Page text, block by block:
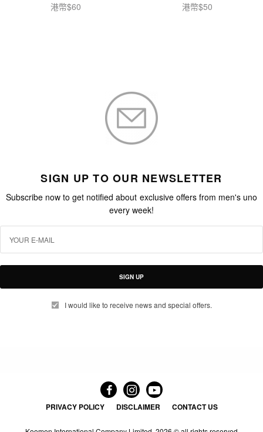
港幣$60
港幣$50
SIGN UP TO OUR NEWSLETTER
Subscribe now to get notified about exclusive offers from men's uno
every week!
SIGN UP
I would like to receive news and special offers.
PRIVACY POLICY DISCLAIMER CONTACT US